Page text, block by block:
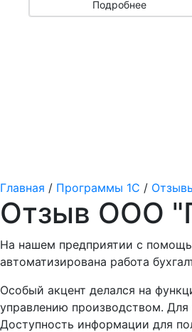
Подробнее
Главная / Программы 1С /
Отзыв ООО
На нашем предприятии с
автоматизирована работа
Особый акцент делался на
управлению производством. Для
Доступность информации для